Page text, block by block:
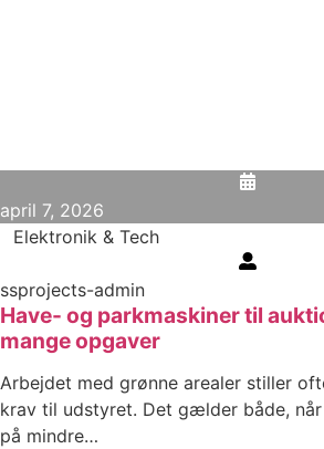
april 7, 2026
Elektronik & Tech
ssprojects-admin
Have- og parkmaskiner til
mange opgaver
Arbejdet med grønne arealer stiller
krav til udstyret. Det gælder både,
på mindre…